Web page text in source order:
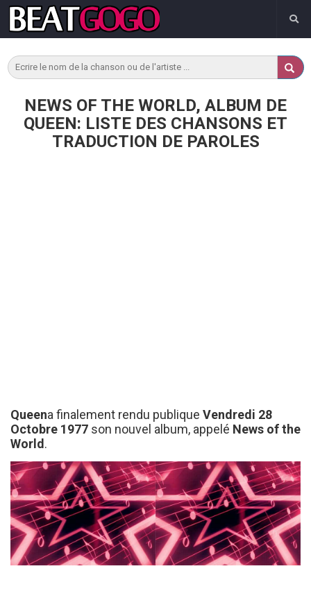
NEWS OF THE WORLD, ALBUM DE
QUEEN: LISTE DES CHANSONS ET
TRADUCTION DE PAROLES
Queena finalement rendu publique Vendredi 28
Octobre 1977 son nouvel album, appelé News of the
World .